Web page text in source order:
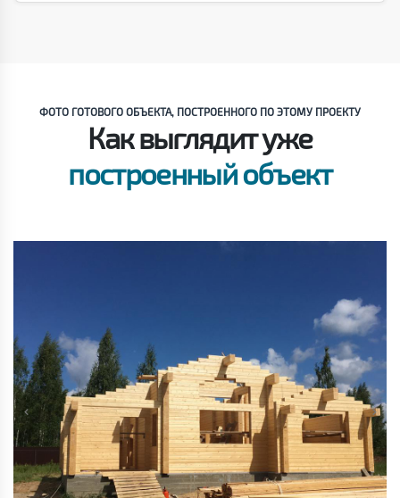
ФОТО ГОТОВОГО ОБЪЕКТА, ПОСТРОЕННОГО ПО ЭТОМУ ПРОЕКТУ
Как выглядит уже
построенный объект